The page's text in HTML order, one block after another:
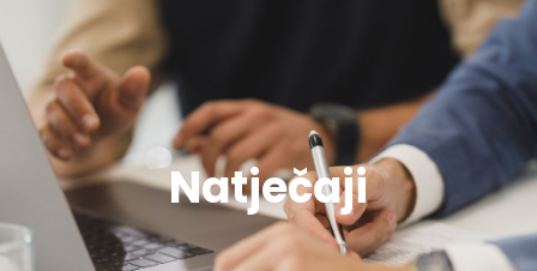
Natječaji